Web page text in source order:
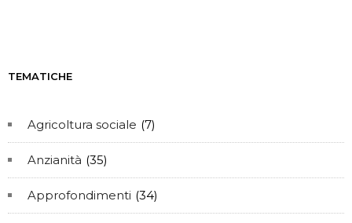
TEMATICHE
Agricoltura sociale (7)
Anzianità (35)
Approfondimenti (34)